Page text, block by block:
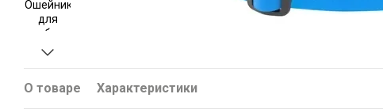
О товаре Характеристики